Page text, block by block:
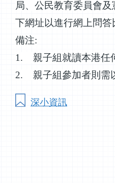
局、公民教育委員會
下網址以進行網上問答
備注:
1. 親子組就讀本港任
2. 親子組參加者則需
深小資訊